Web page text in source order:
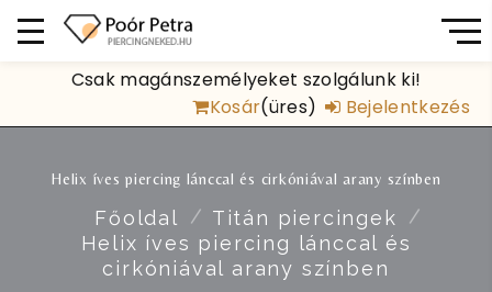
Csak magánszemélyeket szolgálunk ki!
Kosár(üres) Bejelentkezés
Helix íves piercing lánccal és cirkóniával arany színben
Főoldal
Titán piercingek
Helix íves piercing lánccal és
cirkóniával arany színben